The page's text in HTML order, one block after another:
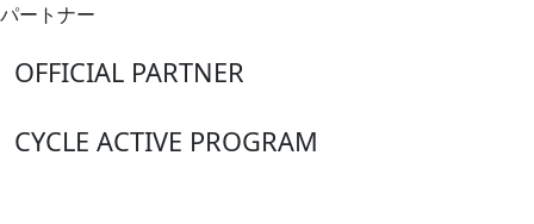
パートナー
OFFICIAL PARTNER
CYCLE ACTIVE PROGRAM